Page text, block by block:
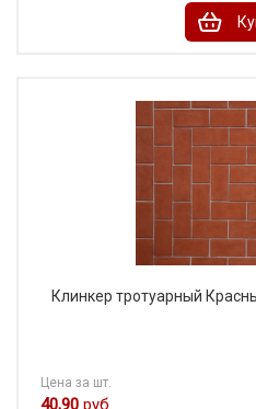
Клинкер тротуарный
Цена за шт.
40,90 руб.